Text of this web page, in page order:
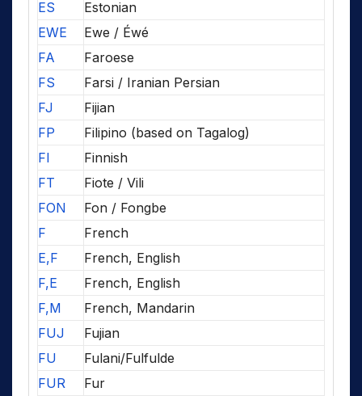
ES
Estonian
EWE
Ewe / Éwé
FA
Faroese
FS
Farsi / Iranian Persian
FJ
Fijian
FP
Filipino (based on Tagalog)
FI
Finnish
FT
Fiote / Vili
FON
Fon / Fongbe
F
French
E,F
French, English
F,E
French, English
F,M
French, Mandarin
FUJ
Fujian
FU
Fulani/Fulfulde
FUR
Fur